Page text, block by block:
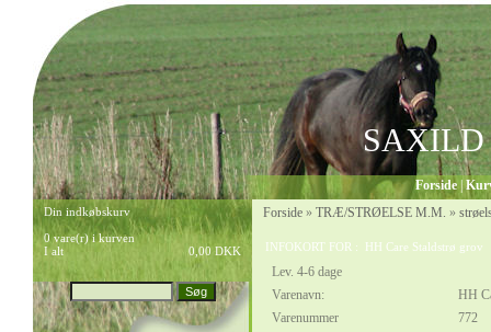
SAXILD
Forside |
Din indkøbskurv
0 vare(r) i kurven
I alt
0,00 DKK
Forside » TRÆ/STRØELSE M.M. »
INFOKORT FOR : HH Care Staldstrø grov
Lev. 4-6 dage
Varenavn:
HH
Varenummer
772